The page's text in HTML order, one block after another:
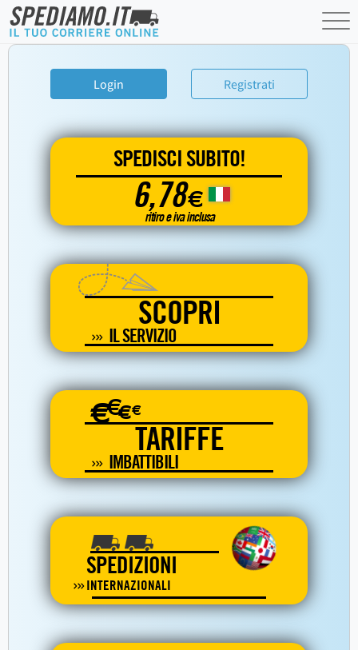
Login Registrati
SPEDISCI SUBITO!
6,78€
ritiro e iva inclusa
SCOPRI
IL SERVIZIO
€€€€
TARIFFE
IMBATTIBILI
SPEDIZIONI
INTERNAZIONALI